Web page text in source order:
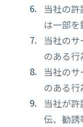
当社の
は一部
当社の
のある行
当社の
のある行
当社が
伝、勧誘